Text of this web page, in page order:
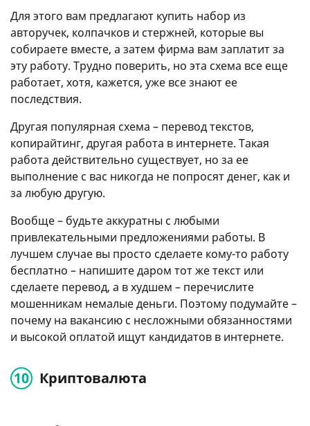
Для этого вам предлагают купить набор из
авторучек, колпачков и стержней, которые вы
собираете вместе, а затем фирма вам заплатит за
эту работу. Трудно поверить, но эта схема все еще
работает, хотя, кажется, уже все знают ее
последствия.
Другая популярная схема – перевод текстов,
копирайтинг, другая работа в интернете. Такая
работа действительно существует, но за ее
выполнение с вас никогда не попросят денег, как и
за любую другую.
Вообще – будьте аккуратны с любыми
привлекательными предложениями работы. В
лучшем случае вы просто сделаете кому-то работу
бесплатно – напишите даром тот же текст или
сделаете перевод, а в худшем – перечислите
мошенникам немалые деньги. Поэтому подумайте –
почему на вакансию с несложными обязанностями
и высокой оплатой ищут кандидатов в интернете.
Криптовалюта